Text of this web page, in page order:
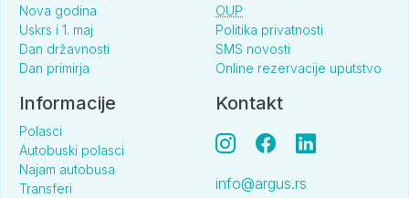
Nova godina
Uskrs i 1. maj
Dan državnosti
Dan primirja
OUP
Politika privatnosti
SMS novosti
Online rezervacije uputstvo
Informacije
Polasci
Autobuski polasci
Najam autobusa
Transferi
Kontakt
info@argus.rs